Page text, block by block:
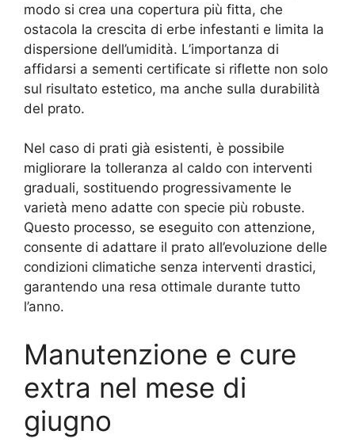
modo si crea una copertura più fitta, che
ostacola la crescita di erbe infestanti e limita la
dispersione dell’umidità. L’importanza di
affidarsi a sementi certificate si riflette non solo
sul risultato estetico, ma anche sulla durabilità
del prato.
Nel caso di prati già esistenti, è possibile
migliorare la tolleranza al caldo con interventi
graduali, sostituendo progressivamente le
varietà meno adatte con specie più robuste.
Questo processo, se eseguito con attenzione,
consente di adattare il prato all’evoluzione delle
condizioni climatiche senza interventi drastici,
garantendo una resa ottimale durante tutto
l’anno.
Manutenzione e cure
extra nel mese di
giugno